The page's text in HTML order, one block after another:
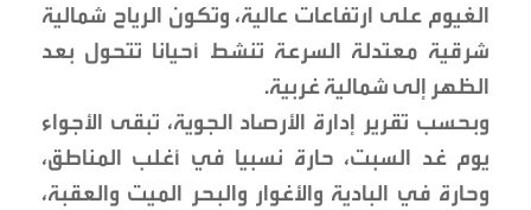
الغيوم على ارتفاعات عالية، وتكون الرياح شمالية
شرقية معتدلة السرعة تنشط أحيانا تتحول بعد
الظهر إلى شمالية غربية.
وبحسب تقرير إدارة الأرصاد الجوية، تبقى الأجواء
يوم غد السبت، حارة نسبيا في أغلب المناطق،
وحارة في البادية والأغوار والبحر الميت والعقبة،